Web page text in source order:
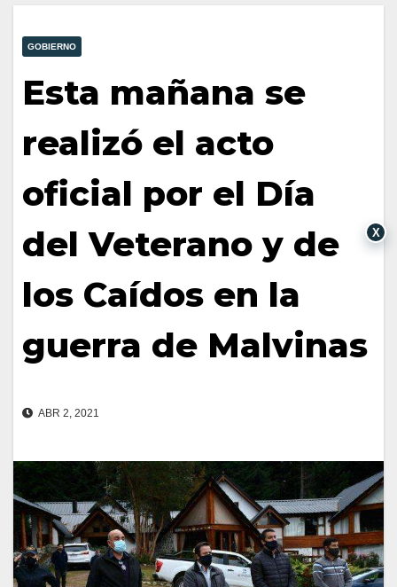
GOBIERNO
Esta mañana se
realizó el acto
oficial por el Día
del Veterano y de
los Caídos en la
guerra de Malvinas
ABR 2, 2021
X